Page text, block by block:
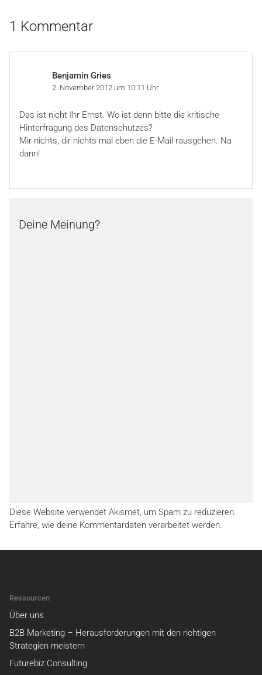
1 Kommentar
Benjamin Gries
2. November 2012 um 10:11 Uhr
Das ist nicht Ihr Ernst. Wo ist denn bitte die kritische
Hinterfragung des Datenschutzes?
Mir nichts, dir nichts mal eben die E-Mail rausgehen. Na
dann!
Deine Meinung?
Diese Website verwendet Akismet, um Spam zu reduzieren.
Erfahre, wie deine Kommentardaten verarbeitet werden.
Ressourcen
Über uns
B2B Marketing – Herausforderungen mit den richtigen
Strategien meistern
Futurebiz Consulting